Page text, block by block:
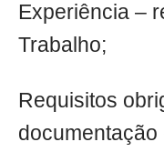
Experiência –
Trabalho;
Requisitos